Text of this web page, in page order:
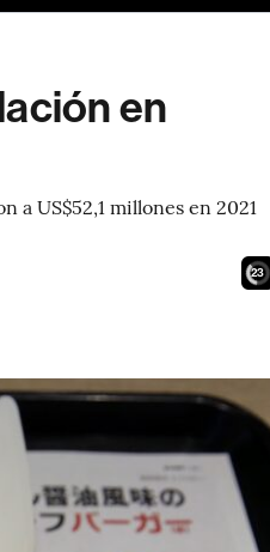
en
a US$52,1 millones en 2021
21